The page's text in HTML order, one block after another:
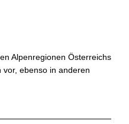
Alpenregionen Österreichs
ebenso in anderen